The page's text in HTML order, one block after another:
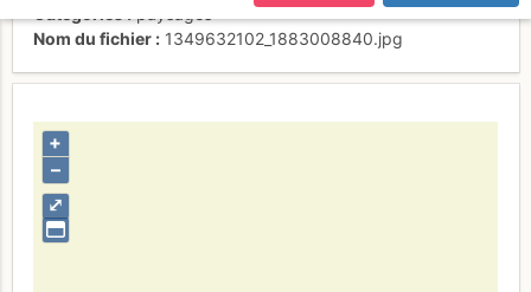
Nom du fichier
1349632102_1883008840.jpg
⤢
+
–